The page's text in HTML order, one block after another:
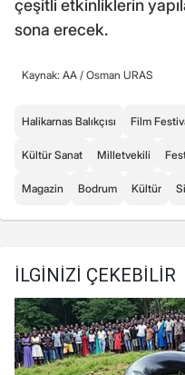
çeşitli etkinliklerin
sona erecek.
Kaynak: AA / Osman URAS
Halikarnas Balıkçısı Film
Kültür Sanat Milletvekili
Magazin Bodrum Kültür